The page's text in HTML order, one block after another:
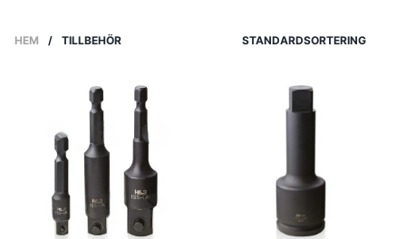
HEM / TILLBEHÖR STANDARDSORTERING